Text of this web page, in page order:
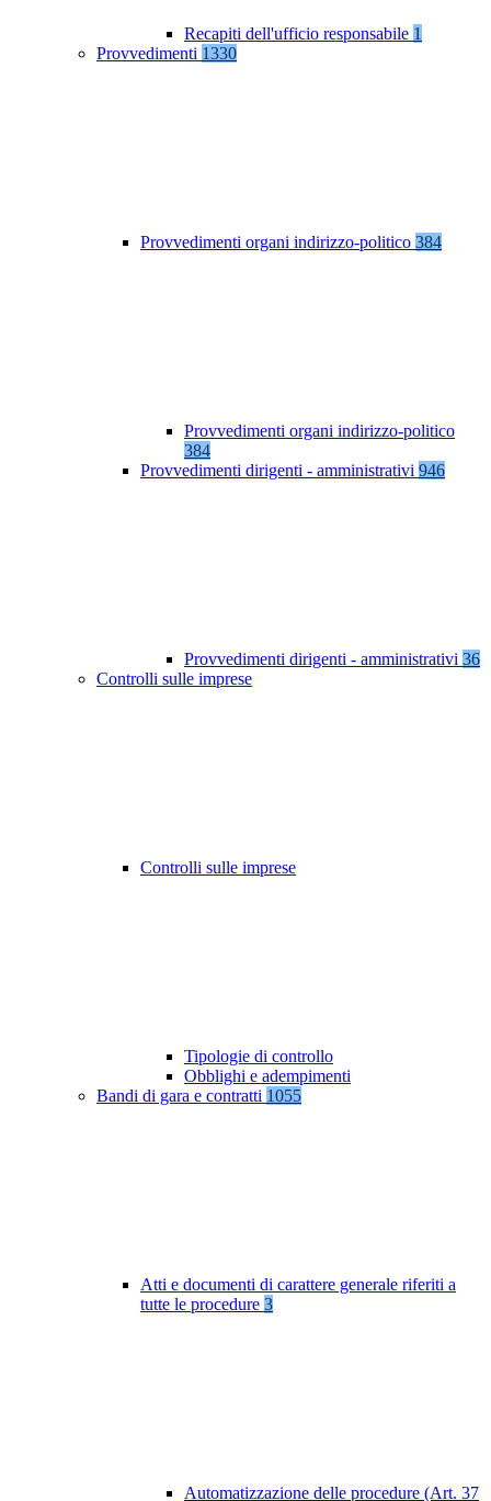
Recapiti dell'ufficio responsabile 1
Provvedimenti 1330
Provvedimenti organi indirizzo-politico 384
Provvedimenti organi indirizzo-politico
384
Provvedimenti dirigenti - amministrativi 946
Provvedimenti dirigenti - amministrativi 36
Controlli sulle imprese
Controlli sulle imprese
Tipologie di controllo
Obblighi e adempimenti
Bandi di gara e contratti 1055
Atti e documenti di carattere generale riferiti a
tutte le procedure 3
Automatizzazione delle procedure (Art. 37